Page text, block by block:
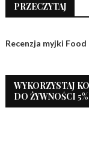
PRZECZYTAJ
Recenzja myjki
WYKORZYSTAJ
DO ŻYWNOŚCI